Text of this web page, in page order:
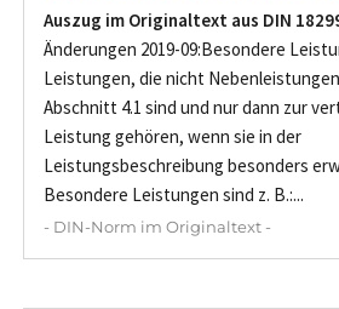
Auszug im Originaltext aus DIN
Änderungen 2019-09:Besondere
Leistungen, die nicht
Abschnitt 4.1 sind und nur dann zur
Leistung gehören, wenn sie in der
Leistungsbeschreibung besonders
Besondere Leistungen sind z. B.:...
- DIN-Norm im Originaltext -